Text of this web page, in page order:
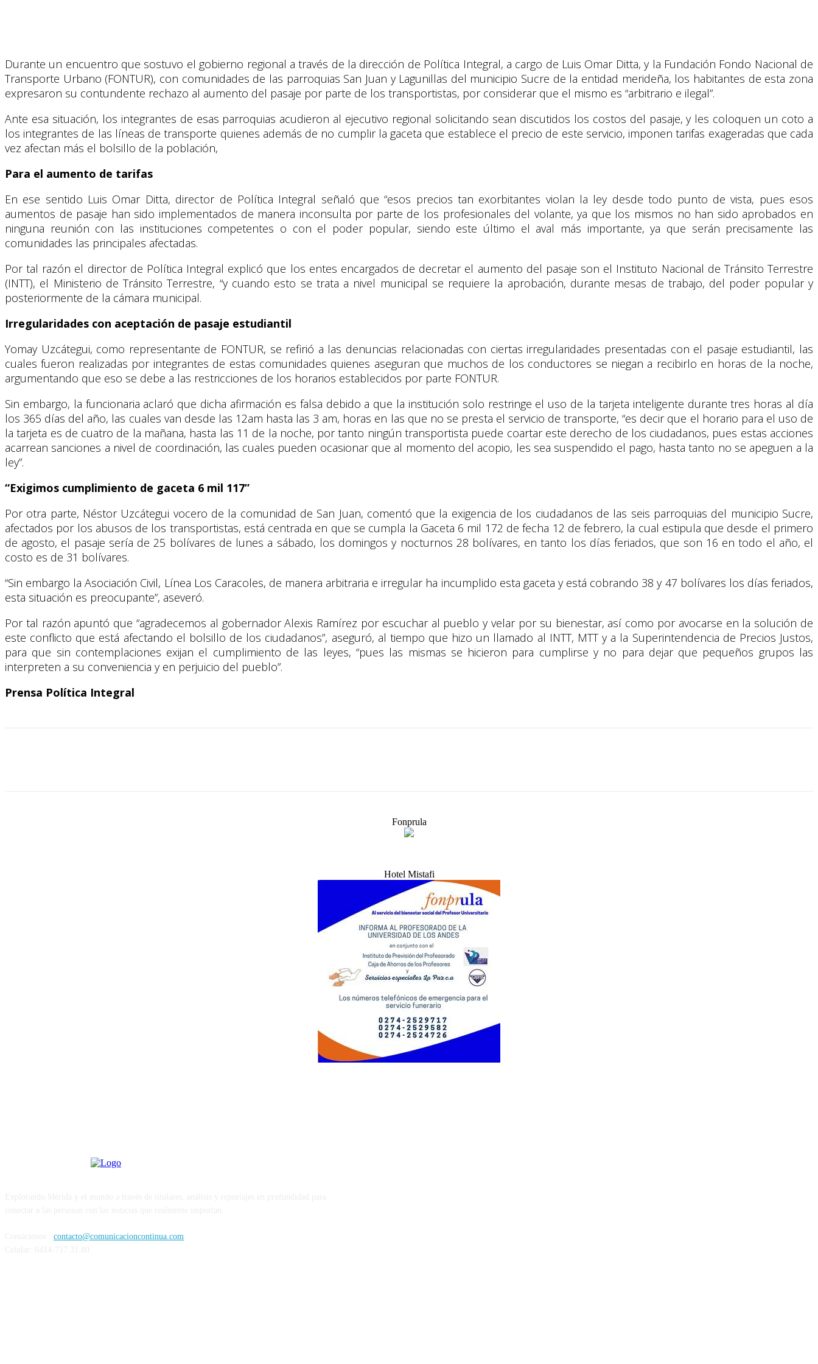
Durante un encuentro que sostuvo el gobierno regional a través de la dirección de Política Integral, a cargo de Luis Omar Ditta, y la Fundación Fondo Nacional de
Transporte Urbano (FONTUR), con comunidades de las parroquias San Juan y Lagunillas del municipio Sucre de la entidad merideña, los habitantes de esta zona
expresaron su contundente rechazo al aumento del pasaje por parte de los transportistas, por considerar que el mismo es “arbitrario e ilegal”.
Ante esa situación, los integrantes de esas parroquias acudieron al ejecutivo regional solicitando sean discutidos los costos del pasaje, y les coloquen un coto a
los integrantes de las líneas de transporte quienes además de no cumplir la gaceta que establece el precio de este servicio, imponen tarifas exageradas que cada
vez afectan más el bolsillo de la población,
Para el aumento de tarifas
En ese sentido Luis Omar Ditta, director de Política Integral señaló que “esos precios tan exorbitantes violan la ley desde todo punto de vista, pues esos
aumentos de pasaje han sido implementados de manera inconsulta por parte de los profesionales del volante, ya que los mismos no han sido aprobados en
ninguna reunión con las instituciones competentes o con el poder popular, siendo este último el aval más importante, ya que serán precisamente las
comunidades las principales afectadas.
Por tal razón el director de Política Integral explicó que los entes encargados de decretar el aumento del pasaje son el Instituto Nacional de Tránsito Terrestre
(INTT), el Ministerio de Tránsito Terrestre, “y cuando esto se trata a nivel municipal se requiere la aprobación, durante mesas de trabajo, del poder popular y
posteriormente de la cámara municipal.
Irregularidades con aceptación de pasaje estudiantil
Yomay Uzcátegui, como representante de FONTUR, se refirió a las denuncias relacionadas con ciertas irregularidades presentadas con el pasaje estudiantil, las
cuales fueron realizadas por integrantes de estas comunidades quienes aseguran que muchos de los conductores se niegan a recibirlo en horas de la noche,
argumentando que eso se debe a las restricciones de los horarios establecidos por parte FONTUR.
Sin embargo, la funcionaria aclaró que dicha afirmación es falsa debido a que la institución solo restringe el uso de la tarjeta inteligente durante tres horas al día
los 365 días del año, las cuales van desde las 12am hasta las 3 am, horas en las que no se presta el servicio de transporte, “es decir que el horario para el uso de
la tarjeta es de cuatro de la mañana, hasta las 11 de la noche, por tanto ningún transportista puede coartar este derecho de los ciudadanos, pues estas acciones
acarrean sanciones a nivel de coordinación, las cuales pueden ocasionar que al momento del acopio, les sea suspendido el pago, hasta tanto no se apeguen a la
ley”.
“Exigimos cumplimiento de gaceta 6 mil 117”
Por otra parte, Néstor Uzcátegui vocero de la comunidad de San Juan, comentó que la exigencia de los ciudadanos de las seis parroquias del municipio Sucre,
afectados por los abusos de los transportistas, está centrada en que se cumpla la Gaceta 6 mil 172 de fecha 12 de febrero, la cual estipula que desde el primero
de agosto, el pasaje sería de 25 bolívares de lunes a sábado, los domingos y nocturnos 28 bolívares, en tanto los días feriados, que son 16 en todo el año, el
costo es de 31 bolívares.
“Sin embargo la Asociación Civil, Línea Los Caracoles, de manera arbitraria e irregular ha incumplido esta gaceta y está cobrando 38 y 47 bolívares los días feriados,
esta situación es preocupante”, aseveró.
Por tal razón apuntó que “agradecemos al gobernador Alexis Ramírez por escuchar al pueblo y velar por su bienestar, así como por avocarse en la solución de
este conflicto que está afectando el bolsillo de los ciudadanos”, aseguró, al tiempo que hizo un llamado al INTT, MTT y a la Superintendencia de Precios Justos,
para que sin contemplaciones exijan el cumplimiento de las leyes, “pues las mismas se hicieron para cumplirse y no para dejar que pequeños grupos las
interpreten a su conveniencia y en perjuicio del pueblo”.
Prensa Política Integral
Fonprula
Hotel Mistafi
contacto@comunicacioncontinua.com